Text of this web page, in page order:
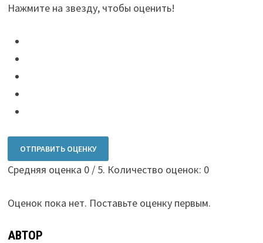
Нажмите на звезду, чтобы оценить!
ОТПРАВИТЬ ОЦЕНКУ
Средняя оценка 0/ 5. Количество оценок: 0
Оценок пока нет. Поставьте оценку первым.
АВТОР